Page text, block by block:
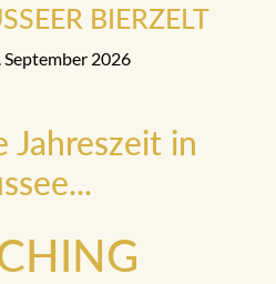
BIERZELT
September 2026
in